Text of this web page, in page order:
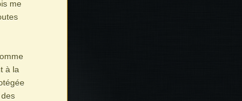
me
à la